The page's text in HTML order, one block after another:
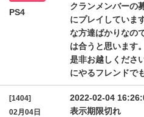
PS4
クランメンバーの
にプレイしていま
な方達ばかりなの
は合うと思います
是非お越しくださ
にやるフレンドで
[1404]
02月04日
2022-02-04
表示期限切れ